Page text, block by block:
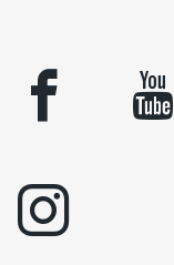
facebook youtube
instagram